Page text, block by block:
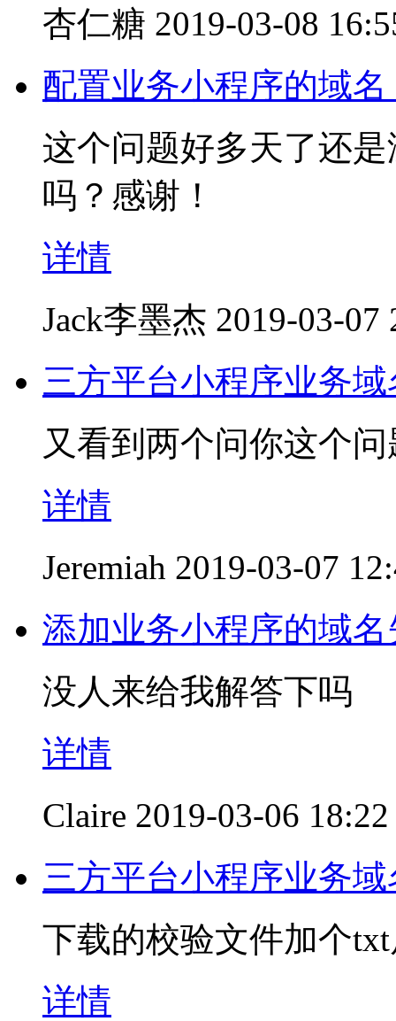
杏仁糖 2019-03-08
配置业务小程序的域
这个问题好多天了还
吗？感谢！
详情
Jack李墨杰 2019-03-07
三方平台小程序业务
又看到两个问你这个
详情
Jeremiah 2019-03-07
添加业务小程序的域名
没人来给我解答下吗
详情
Claire 2019-03-06 18:22
三方平台小程序业务
下载的校验文件加个
详情